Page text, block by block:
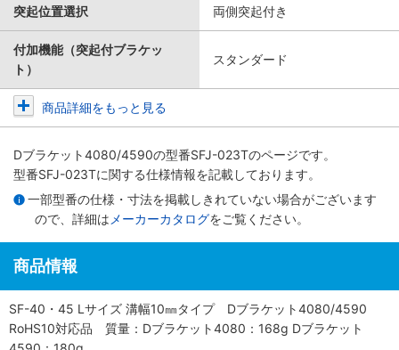
突起位置選択 両側突起付き
付加機能（突起付ブラケッ
ト）
スタンダード
商品詳細をもっと見る
Dブラケット4080/4590の型番SFJ-023Tのページです。
型番SFJ-023Tに関する仕様情報を記載しております。
一部型番の仕様・寸法を掲載しきれていない場合がございます
ので、詳細は メーカーカタログをご覧ください。
商品情報
SF-40・45 Lサイズ 溝幅10㎜タイプ Dブラケット4080/4590
RoHS10対応品 質量：Dブラケット4080：168g Dブラケット